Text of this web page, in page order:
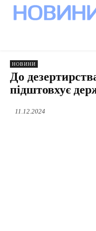
НОВИНИ
До
підштовхує
11.12.2024